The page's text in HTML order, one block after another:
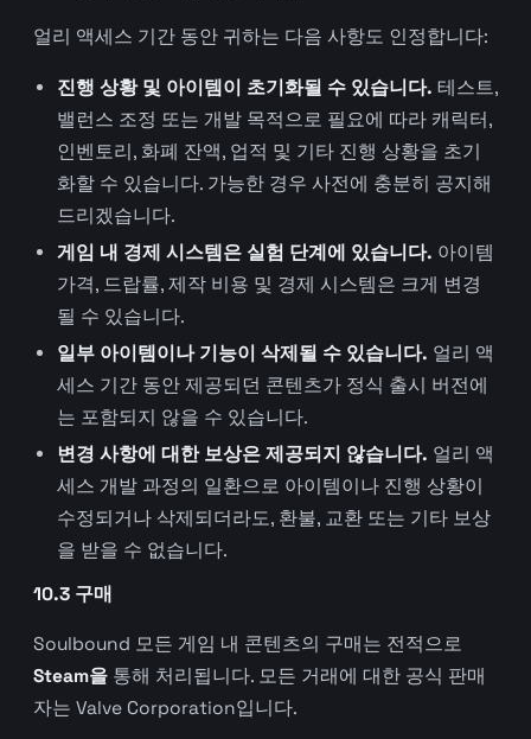
얼리 액세스 기간 동안 귀하는 다음 사항도 인정합니다:
진행 상황 및 아이템이 초기화될 수 있습니다. 테스트,
밸런스 조정 또는 개발 목적으로 필요에 따라 캐릭터,
인벤토리, 화폐 잔액, 업적 및 기타 진행 상황을 초기
화할 수 있습니다. 가능한 경우 사전에 충분히 공지해
드리겠습니다.
게임 내 경제 시스템은 실험 단계에 있습니다. 아이템
가격, 드랍률, 제작 비용 및 경제 시스템은 크게 변경
될 수 있습니다.
일부 아이템이나 기능이 삭제될 수 있습니다. 얼리 액
세스 기간 동안 제공되던 콘텐츠가 정식 출시 버전에
는 포함되지 않을 수 있습니다.
변경 사항에 대한 보상은 제공되지 않습니다. 얼리 액
세스 개발 과정의 일환으로 아이템이나 진행 상황이
수정되거나 삭제되더라도, 환불, 교환 또는 기타 보상
을 받을 수 없습니다.
10.3 구매
Soulbound 모든 게임 내 콘텐츠의 구매는 전적으로
Steam을 통해 처리됩니다. 모든 거래에 대한 공식 판매
자는 Valve Corporation입니다.